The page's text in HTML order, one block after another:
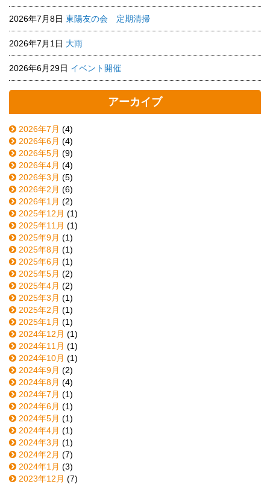
2026年7月8日 東陽友の会 定期清掃
2026年7月1日 大雨
2026年6月29日 イベント開催
アーカイブ
2026年7月 (4)
2026年6月 (4)
2026年5月 (9)
2026年4月 (4)
2026年3月 (5)
2026年2月 (6)
2026年1月 (2)
2025年12月 (1)
2025年11月 (1)
2025年9月 (1)
2025年8月 (1)
2025年6月 (1)
2025年5月 (2)
2025年4月 (2)
2025年3月 (1)
2025年2月 (1)
2025年1月 (1)
2024年12月 (1)
2024年11月 (1)
2024年10月 (1)
2024年9月 (2)
2024年8月 (4)
2024年7月 (1)
2024年6月 (1)
2024年5月 (1)
2024年4月 (1)
2024年3月 (1)
2024年2月 (7)
2024年1月 (3)
2023年12月 (7)